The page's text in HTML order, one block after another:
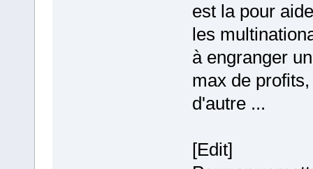
est la pour
les
à engranger un
max de
d'autre ...
[Edit]